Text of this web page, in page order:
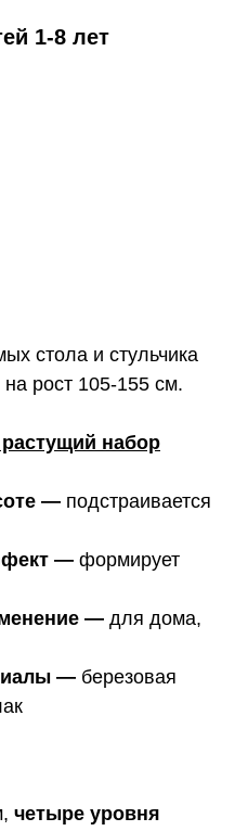
1-8 лет
стола и стульчика
рост 105-155 см.
набор
— подстраивается
— формирует
— для дома,
— березовая
четыре уровня